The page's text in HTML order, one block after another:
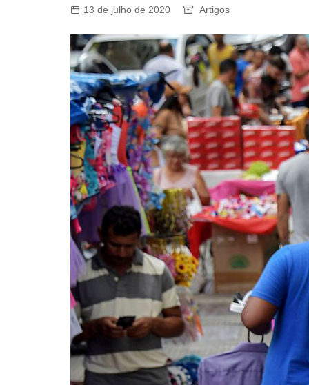
Farmácia de Manipulação
GBOEX – Previdência e
Seguros
Instituto Catch
Jurídico
Mafisa Turismo
Mogidonto
New Saúde Leader
Óticas Carol
Planos de Saúde
Seguro de Vida
13 de julho de 2020 Artigos